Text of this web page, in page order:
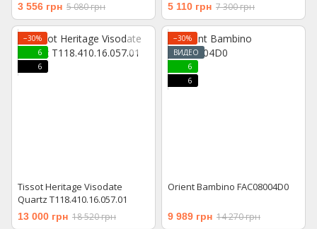
3 556 грн 5 080 грн 5 110 грн 7 300 грн
−30%
6
6
Tissot Heritage Visodate
Quartz T118.410.16.057.01
13 000 грн 18 520 грн
−30%
ВИДЕО
6
6
Orient Bambino FAC08004D0
9 989 грн 14 270 грн